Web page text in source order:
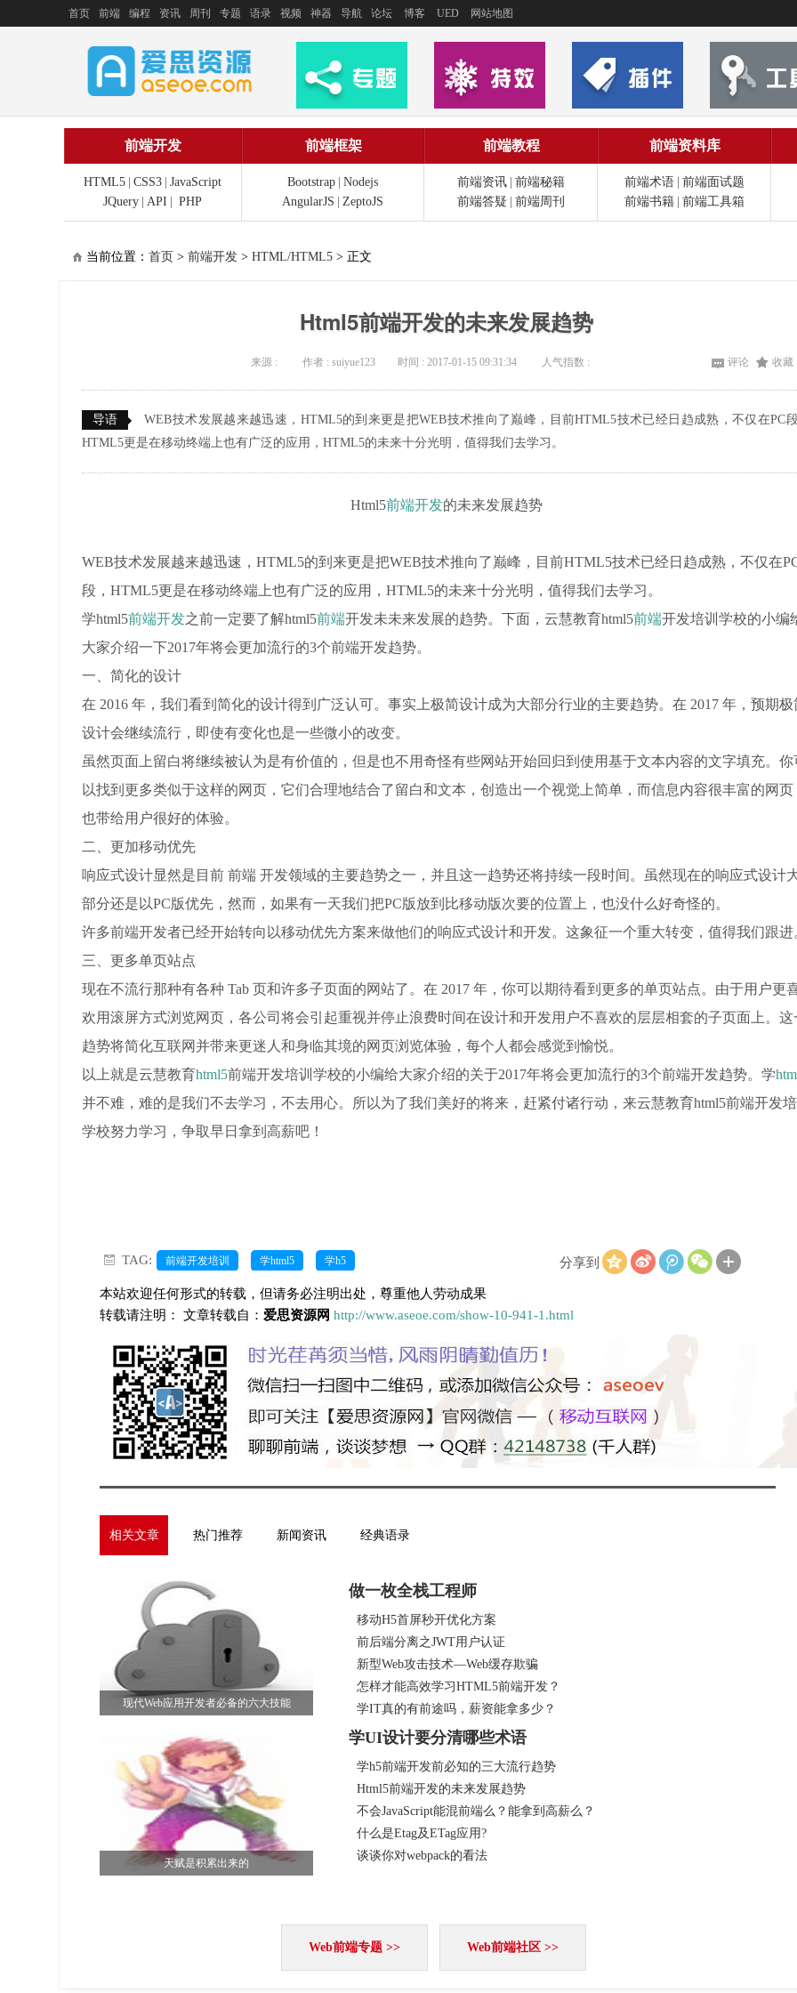
首页 前端 编程 资讯 周刊 专题 语录 视频 神器 导航 论坛 博客 UED 网站地图
前端开发
HTML5 CSS3 JavaScript
JQuery API PHP
前端框架
Bootstrap Nodejs
AngularJS
ZeptoJS
前端教程
前端资讯
前端秘籍
前端答疑
前端周刊
前端资料库
前端术语
前端面试题
前端书籍
前端工具箱
当前位置： 首页 > 前端开发 > HTML/HTML5 > 正文
Html5前端开发的未来发展趋势
来源 : 作者 : suiyue123 时间 : 2017-01-15 09:31:34 人气指数 : 评论 收藏
导语
WEB技术发展越来越迅速，HTML5的到来更是把WEB技术推向了巅峰，目前HTML5技术已经日趋成熟，不仅在PC
HTML5更是在移动终端上也有广泛的应用，HTML5的未来十分光明，值得我们去学习。
Html5前端开发的未来发展趋势
WEB技术发展越来越迅速，HTML5的到来更是把WEB技术推向了巅峰，目前HTML5技术已经日趋成熟，不仅在
段，HTML5更是在移动终端上也有广泛的应用，HTML5的未来十分光明，值得我们去学习。
学html5前端开发之前一定要了解html5前端开发未未来发展的趋势。下面，云慧教育html5前端开发培训学校的小编
大家介绍一下2017年将会更加流行的3个前端开发趋势。
一、简化的设计
在 2016 年，我们看到简化的设计得到广泛认可。事实上极简设计成为大部分行业的主要趋势。在 2017 年，预期极
设计会继续流行，即使有变化也是一些微小的改变。
虽然页面上留白将继续被认为是有价值的，但是也不用奇怪有些网站开始回归到使用基于文本内容的文字填充。你
以找到更多类似于这样的网页，它们合理地结合了留白和文本，创造出一个视觉上简单，而信息内容很丰富的网页
也带给用户很好的体验。
二、更加移动优先
响应式设计显然是目前 前端 开发领域的主要趋势之一，并且这一趋势还将持续一段时间。虽然现在的响应式设计
部分还是以PC版优先，然而，如果有一天我们把PC版放到比移动版次要的位置上，也没什么好奇怪的。
许多前端开发者已经开始转向以移动优先方案来做他们的响应式设计和开发。这象征一个重大转变，值得我们跟进
三、更多单页站点
现在不流行那种有各种 Tab 页和许多子页面的网站了。在 2017 年，你可以期待看到更多的单页站点。由于用户更
欢用滚屏方式浏览网页，各公司将会引起重视并停止浪费时间在设计和开发用户不喜欢的层层相套的子页面上。这
趋势将简化互联网并带来更迷人和身临其境的网页浏览体验，每个人都会感觉到愉悦。
以上就是云慧教育html5前端开发培训学校的小编给大家介绍的关于2017年将会更加流行的3个前端开发趋势。学
并不难，难的是我们不去学习，不去用心。所以为了我们美好的将来，赶紧付诸行动，来云慧教育html5前端开发
学校努力学习，争取早日拿到高薪吧！
TAG: 前端开发培训 学html5 学h5 分享到
本站欢迎任何形式的转载，但请务必注明出处，尊重他人劳动成果
转载请注明： 文章转载自： 爱思资源网 http://www.aseoe.com/show-10-941-1.html
相关文章 热门推荐 新闻资讯 经典语录
现代Web应用开发者必备的六大技能
天赋是积累出来的
做一枚全栈工程师
移动H5首屏秒开优化方案
前后端分离之JWT用户认证
新型Web攻击技术—Web缓存欺骗
怎样才能高效学习HTML5前端开发？
学IT真的有前途吗，薪资能拿多少？
学UI设计要分清哪些术语
学h5前端开发前必知的三大流行趋势
Html5前端开发的未来发展趋势
不会JavaScript能混前端么？能拿到高薪么？
什么是Etag及ETag应用?
谈谈你对webpack的看法
Web前端专题 >> Web前端社区 >>